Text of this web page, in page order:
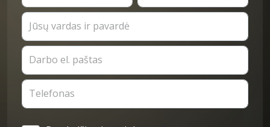
Jūsų vardas ir pavardė
Darbo el. paštas
Telefonas